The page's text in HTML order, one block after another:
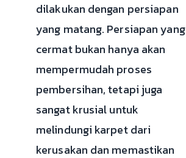
dilakukan dengan persiapan
yang matang. Persiapan yang
cermat bukan hanya akan
mempermudah proses
pembersihan, tetapi juga
sangat krusial untuk
melindungi karpet dari
kerusakan dan memastikan